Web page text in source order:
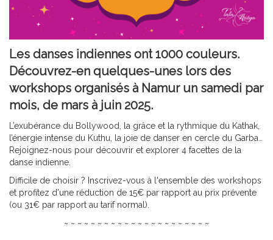
Les danses indiennes ont 1000 couleurs.
Découvrez-en quelques-unes lors des
workshops organisés à Namur un samedi par
mois, de mars à juin 2025.
L’exubérance du Bollywood, la grâce et la rythmique du Kathak,
l’énergie intense du Kuthu, la joie de danser en cercle du Garba…
Rejoignez-nous pour découvrir et explorer 4 facettes de la
danse indienne.
Difficile de choisir ? Inscrivez-vous à l'ensemble des workshops
et profitez d'une réduction de 15€ par rapport au prix prévente
(ou 31€ par rapport au tarif normal).
~ ~ ~ ~ ~ ~ ~ ~ ~ ~ ~ ~ ~ ~ ~ ~ ~ ~ ~ ~ ~ ~